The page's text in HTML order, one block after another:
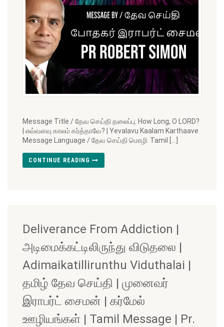
Message Title / தேவ செய்தி தலைப்பு: How Long, O LORD?
| எவ்வளவு காலம் கர்த்தாவே? | Yevalavu Kaalam Karthaave
Message Language / தேவ செய்தி மொழி: Tamil […]
CONTINUE READING
Deliverance From Addiction |
அடிமைக்கட்டிலிருந்து விடுதலை |
Adimaikatillirunthu Viduthalai |
தமிழ் தேவ செய்தி | முனைவர்
இராபர்ட் சைமன் | கர்மேல்
ஊழியங்கள் | Tamil Message | Pr.